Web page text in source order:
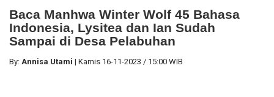
Baca Manhwa Winter Wolf 45 Bahasa
Indonesia, Lysitea dan Ian Sudah
Sampai di Desa Pelabuhan
By: Annisa Utami | Kamis 16-11-2023 / 15:00 WIB